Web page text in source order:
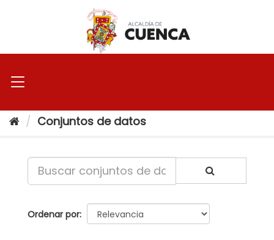
Conjuntos de datos
Ordenar por